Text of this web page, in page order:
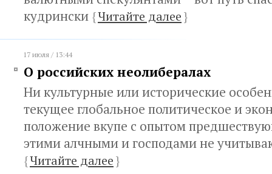
кудрински {Читайте далее}
17 июля / 13:44
О российских неолибералах
Ни культурные или исторические
текущее глобальное политическое и
положение вкупе с опытом
этими алчными и господами не
{Читайте далее}